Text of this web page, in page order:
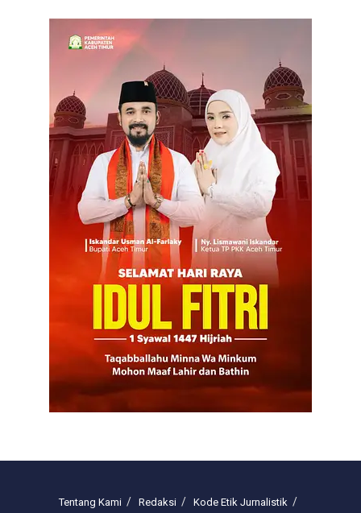
Tentang Kami Redaksi Kode Etik Jurnalistik